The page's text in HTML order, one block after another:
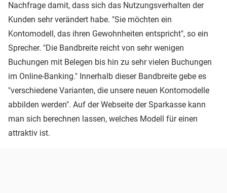
Nachfrage damit, dass sich das Nutzungsverhalten der
Kunden sehr verändert habe. "Sie möchten ein
Kontomodell, das ihren Gewohnheiten entspricht", so ein
Sprecher. "Die Bandbreite reicht von sehr wenigen
Buchungen mit Belegen bis hin zu sehr vielen Buchungen
im Online-Banking." Innerhalb dieser Bandbreite gebe es
"verschiedene Varianten, die unsere neuen Kontomodelle
abbilden werden". Auf der Webseite der Sparkasse kann
man sich berechnen lassen, welches Modell für einen
attraktiv ist.